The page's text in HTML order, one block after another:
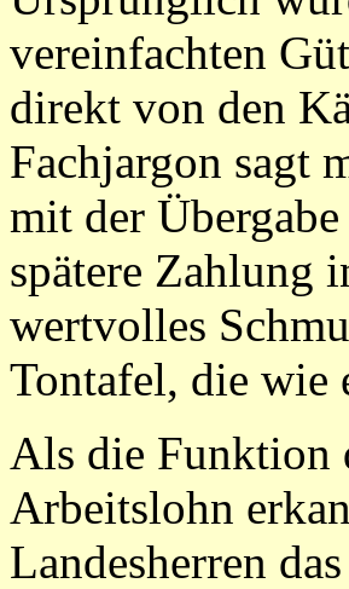
vereinfachten
direkt von den
Fachjargon sagt
mit der
spätere Zahlung
wertvolles
Tontafel, die wie
Als die Funktion
Arbeitslohn
Landesherren